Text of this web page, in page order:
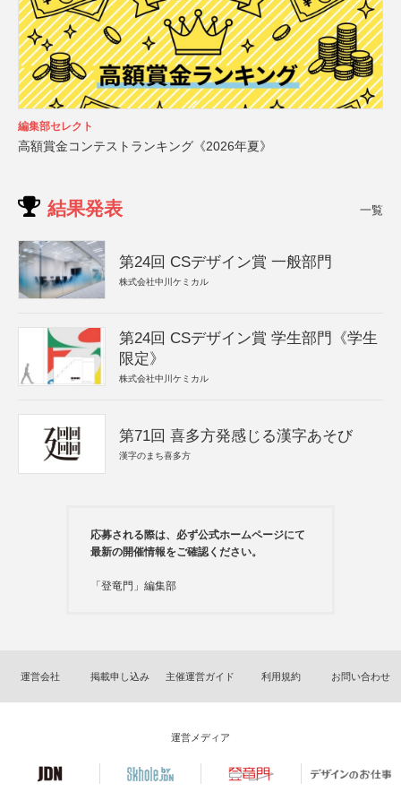
編集部セレクト
高額賞金コンテストランキング《2026年夏》
結果発表 一覧
第24回 CSデザイン賞 一般部門
株式会社中川ケミカル
第24回 CSデザイン賞 学生部門《学生
限定》
株式会社中川ケミカル
第71回 喜多方発感じる漢字あそび
漢字のまち喜多方
応募される際は、必ず公式ホームページにて
最新の開催情報をご確認ください。
「登竜門」編集部
運営会社 掲載申し込み 主催運営ガイド 利用規約 お問い合わせ
運営メディア